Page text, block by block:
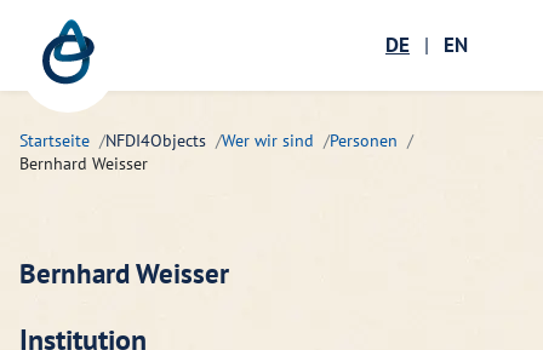
Zum Hauptinhalt springen
DE | EN
Startseite NFDI4Objects Wer wir sind
Personen
Bernhard Weisser
Bernhard Weisser
Institution